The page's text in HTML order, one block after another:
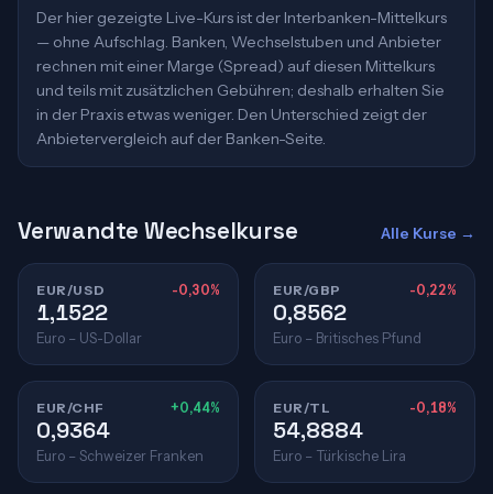
Der hier gezeigte Live-Kurs ist der Interbanken-Mittelkurs
— ohne Aufschlag. Banken, Wechselstuben und Anbieter
rechnen mit einer Marge (Spread) auf diesen Mittelkurs
und teils mit zusätzlichen Gebühren; deshalb erhalten Sie
in der Praxis etwas weniger. Den Unterschied zeigt der
Anbietervergleich auf der Banken-Seite.
Verwandte Wechselkurse Alle Kurse →
EUR/USD -0,30%
1,1522
Euro – US-Dollar
EUR/GBP -0,22%
0,8562
Euro – Britisches Pfund
EUR/CHF +0,44%
0,9364
Euro – Schweizer Franken
EUR/TL -0,18%
54,8884
Euro – Türkische Lira